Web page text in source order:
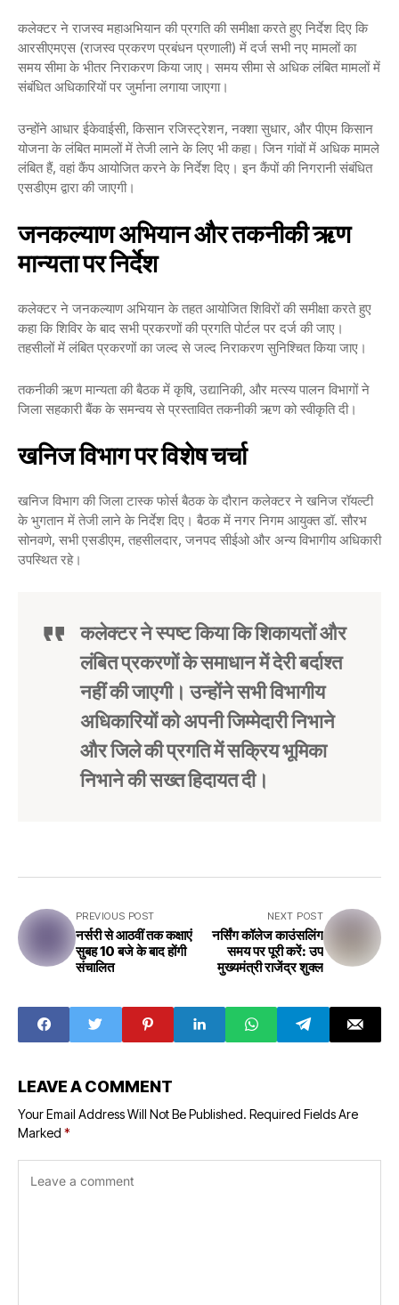
कलेक्टर ने राजस्व महाअभियान की प्रगति की समीक्षा करते हुए निर्देश दिए कि
आरसीएमएस (राजस्व प्रकरण प्रबंधन प्रणाली) में दर्ज सभी नए मामलों का
समय सीमा के भीतर निराकरण किया जाए। समय सीमा से अधिक लंबित मामलों में
संबंधित अधिकारियों पर जुर्माना लगाया जाएगा।
उन्होंने आधार ईकेवाईसी, किसान रजिस्ट्रेशन, नक्शा सुधार, और पीएम किसान
योजना के लंबित मामलों में तेजी लाने के लिए भी कहा। जिन गांवों में अधिक मामले
लंबित हैं, वहां कैंप आयोजित करने के निर्देश दिए। इन कैंपों की निगरानी संबंधित
एसडीएम द्वारा की जाएगी।
जनकल्याण अभियान और तकनीकी ऋण
मान्यता पर निर्देश
कलेक्टर ने जनकल्याण अभियान के तहत आयोजित शिविरों की समीक्षा करते हुए
कहा कि शिविर के बाद सभी प्रकरणों की प्रगति पोर्टल पर दर्ज की जाए।
तहसीलों में लंबित प्रकरणों का जल्द से जल्द निराकरण सुनिश्चित किया जाए।
तकनीकी ऋण मान्यता की बैठक में कृषि, उद्यानिकी, और मत्स्य पालन विभागों ने
जिला सहकारी बैंक के समन्वय से प्रस्तावित तकनीकी ऋण को स्वीकृति दी।
खनिज विभाग पर विशेष चर्चा
खनिज विभाग की जिला टास्क फोर्स बैठक के दौरान कलेक्टर ने खनिज रॉयल्टी
के भुगतान में तेजी लाने के निर्देश दिए। बैठक में नगर निगम आयुक्त डॉ. सौरभ
सोनवणे, सभी एसडीएम, तहसीलदार, जनपद सीईओ और अन्य विभागीय अधिकारी
उपस्थित रहे।
कलेक्टर ने स्पष्ट किया कि शिकायतों और
लंबित प्रकरणों के समाधान में देरी बर्दाश्त
नहीं की जाएगी। उन्होंने सभी विभागीय
अधिकारियों को अपनी जिम्मेदारी निभाने
और जिले की प्रगति में सक्रिय भूमिका
निभाने की सख्त हिदायत दी।
PREVIOUS POST
नर्सरी से आठवीं तक कक्षाएं
सुबह 10 बजे के बाद होंगी
संचालित
NEXT POST
नर्सिंग कॉलेज काउंसलिंग
समय पर पूरी करें: उप
मुख्यमंत्री राजेंद्र शुक्ल
LEAVE A COMMENT
Your Email Address Will Not Be Published. Required Fields Are
Marked *